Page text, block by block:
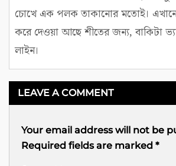
চোখে এক পলক তাকানোর মতোই। এখানে
করে দেওয়া আছে শীতের জন্য, বাকিটা
লাইন।
LEAVE A COMMENT
Your email address will not be
Required fields are marked *